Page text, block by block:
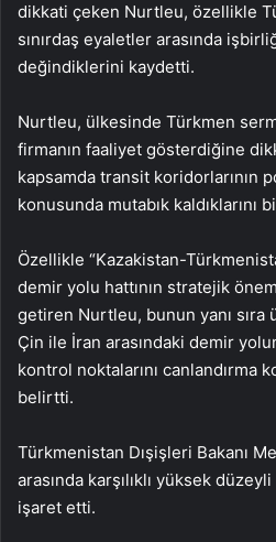
dikkati çeken Nurtleu, özellikle
sınırdaş eyaletler arasında
değindiklerini kaydetti.
Nurtleu, ülkesinde Türkmen
firmanın faaliyet gösterdiğine
kapsamda transit koridorlarının
konusunda mutabık kaldıklarını
Özellikle “Kazakistan-
demir yolu hattının stratejik
getiren Nurtleu, bunun yanı
Çin ile İran arasındaki demir
kontrol noktalarını canlandırma
belirtti.
Türkmenistan Dışişleri Bakanı
arasında karşılıklı yüksek
işaret etti.